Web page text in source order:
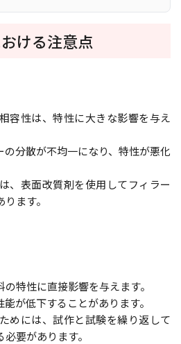
ける注意点
容性は、特性に大きな影響を与え
分散が不均一になり、特性が悪化
、表面改質剤を使用してフィラー
ます。
特性に直接影響を与えます。
が低下することがあります。
めには、試作と試験を繰り返して
要があります。